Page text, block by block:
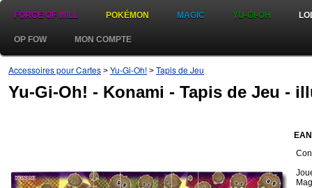
FORCE OF WILL POKÉMON MAGIC YU-GI-OH
OP FOW MON COMPTE
Accessoires pour Cartes > Yu-Gi-Oh! > Tapis de Jeu
Yu-Gi-Oh! - Konami - Tapis de Jeu -